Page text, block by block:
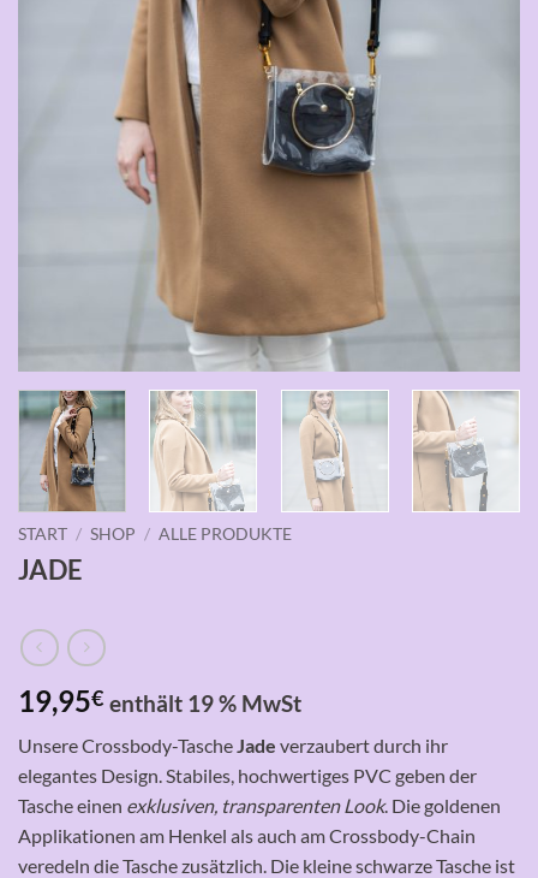
START / SHOP / ALLE PRODUKTE
JADE
19,95€ enthält 19 % MwSt
Unsere Crossbody-Tasche Jade verzaubert durch ihr
elegantes Design. Stabiles, hochwertiges PVC geben der
Tasche einen exklusiven, transparenten Look. Die goldenen
Applikationen am Henkel als auch am Crossbody-Chain
veredeln die Tasche zusätzlich. Die kleine schwarze Tasche ist